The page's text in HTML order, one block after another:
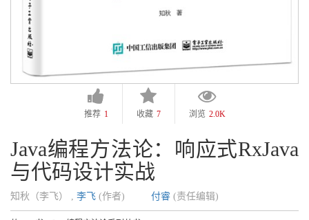
推荐 1 收藏 7 浏览 2.0K
Java编程方法论：响应式RxJava
与代码设计实战
知秋（李飞） , 李飞 (作者) 付睿 (责任编辑)